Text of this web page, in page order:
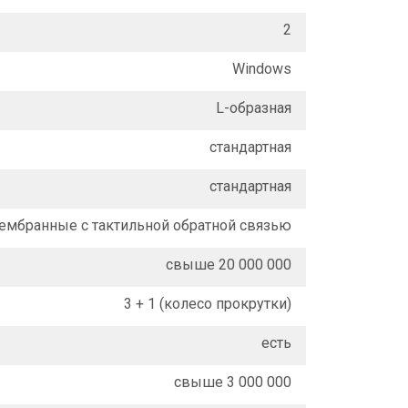
2
Windows
L-образная
стандартная
стандартная
с тактильной обратной связью
свыше 20 000 000
3 + 1 (колесо прокрутки)
есть
свыше 3 000 000